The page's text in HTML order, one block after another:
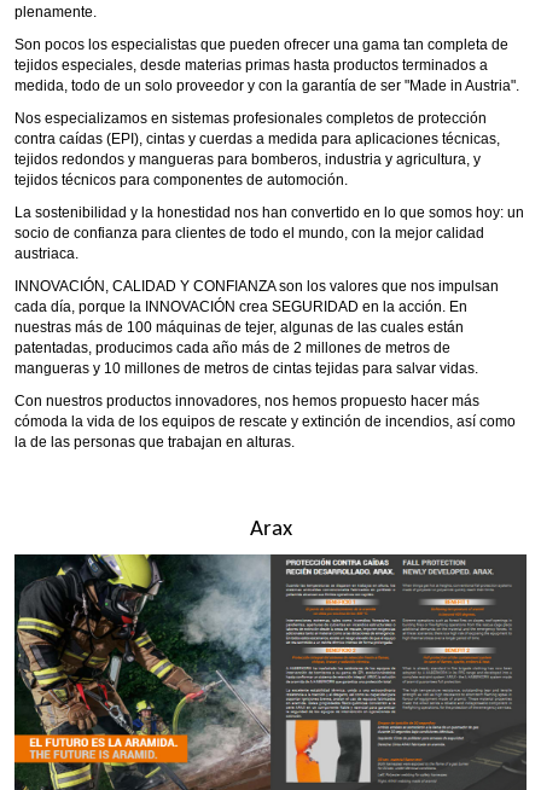
plenamente.
Son pocos los especialistas que pueden ofrecer una gama tan completa de
tejidos especiales, desde materias primas hasta productos terminados a
medida, todo de un solo proveedor y con la garantía de ser "Made in Austria".
Nos especializamos en sistemas profesionales completos de protección
contra caídas (EPI), cintas y cuerdas a medida para aplicaciones técnicas,
tejidos redondos y mangueras para bomberos, industria y agricultura, y
tejidos técnicos para componentes de automoción.
La sostenibilidad y la honestidad nos han convertido en lo que somos hoy: un
socio de confianza para clientes de todo el mundo, con la mejor calidad
austriaca.
INNOVACIÓN, CALIDAD Y CONFIANZA son los valores que nos impulsan
cada día, porque la INNOVACIÓN crea SEGURIDAD en la acción. En
nuestras más de 100 máquinas de tejer, algunas de las cuales están
patentadas, producimos cada año más de 2 millones de metros de
mangueras y 10 millones de metros de cintas tejidas para salvar vidas.
Con nuestros productos innovadores, nos hemos propuesto hacer más
cómoda la vida de los equipos de rescate y extinción de incendios, así como
la de las personas que trabajan en alturas.
Arax